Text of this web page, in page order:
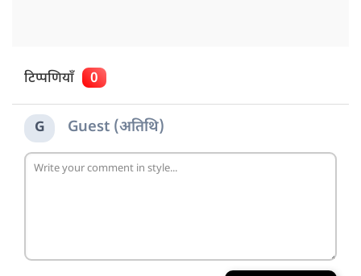
टिप्पणियाँ 0
G Guest (अतिथि)